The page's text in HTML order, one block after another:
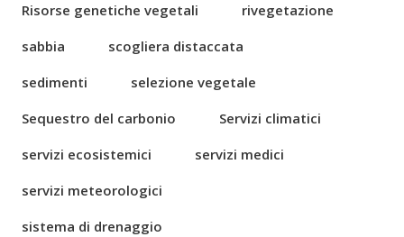
Risorse genetiche vegetali
rivegetazione
sabbia
scogliera distaccata
sedimenti
selezione vegetale
Sequestro del carbonio
Servizi climatici
servizi ecosistemici
servizi medici
servizi meteorologici
sistema di drenaggio